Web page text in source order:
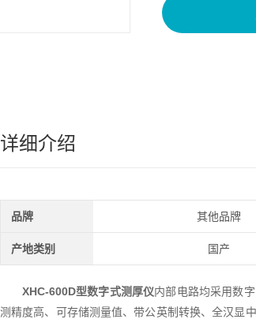
详细介绍
品牌 其他品牌
产地类别 国产
XHC-600D型数字式测厚仪内部电路均采用数
测精度高、可存储测量值、带公英制转换、全汉显